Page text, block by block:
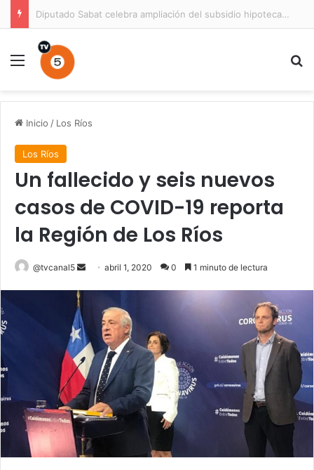
Prisión preventiva para conductor por atropello múltiple con resultado de muerte en La Unión
Menú
Inicio / Los Ríos
Los Ríos
Un fallecido y seis nuevos
casos de COVID-19 reporta
la Región de Los Ríos
@tvcanal5
Sendabril 1, 2020 0 1 minuto de lectura